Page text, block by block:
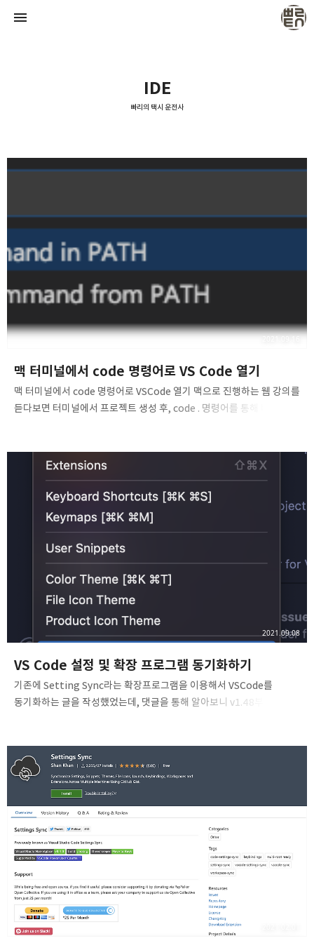
IDE
빠리의 택시 운전사
맥 터미널에서 code 명령어로 VS Code 열기
2021.09.16
맥 터미널에서 code 명령어로 VSCode 열기 맥으로 진행하는 웹 강의를
듣다보면 터미널에서 프로젝트 생성 후, code . 명령어를 통해 바로 해당
진행하기 VSCode를 실행한다. 커맨드 파레트(Cmd+Shift+P)를 열고
command in PATH 라는 명령어를 찾아서 실행한다. 새로운
$PATH의 변경을 반형하기 위해 터미널을 재실행한다. 이제 터미널에서
code 명령어를 사용할 수 있다. ⚠️ 주의사항: 과거 VS Code 버전에서
쓰던 code 명령어 ..
VS Code 설정 및 확장 프로그램 동기화하기
2021.09.08
기존에 Setting Sync라는 확장프로그램을 이용해서 VSCode를
동기화하는 글을 작성했었는데, 댓글을 통해 알아보니 v1.48부터
다운받아서 처음부터 환경설정을 다시 하는 작업은 굉장히 귀찮은
작업이다. 이는 웹에서 자주 사용하는 IDE인 VSCode에서도
마찬가지인데, 자신만의 단축키나 특히 VSCode의 장점인
확장프로그램을 사용하는 경우 하나하나 이를 입력 및 설치하는 건 정말
힘든 일이다. VSCode에서 이러한 동기화 작업을 할 수 있는 방법에 대해
알아보자! 준비사항 해당 기능은 계정을 기반으로 연동 데이터를
저장하게 되는데, Github 계정이나 마이..
빠리의 택시 운전사
택시 운전사